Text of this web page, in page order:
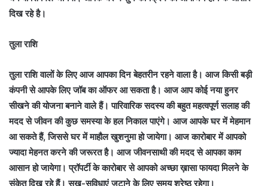
दिख रहे है।
तुला राशि
तुला राशि वालों के लिए आज आपका दिन बेहतरीन रहने वाला है। आज किसी बड़ी
कंपनी से आपके लिए जॉब का ऑफर आ सकता है। आज आप कोई नया हुनर
सीखने की योजना बनाने वाले हैं। पारिवारिक सदस्य की बहुत महत्वपूर्ण सलाह की
मदद से जीवन की कुछ समस्या के हल निकाल पाएंगे। आज आपके घर में मेहमान
आ सकते हैं, जिससे घर में माहौल खुशनुमा हो जायेगा। आज कारोबार में आपको
ज्यादा मेहनत करने की जरूरत है। आज जीवनसाथी की मदद से आपका काम
आसान हो जायेगा। प्रॉपर्टी के कारोबार से आपको अच्छा ख़ासा फायदा मिलने के
संकेत दिख रहे हैं। सुख-सुविधाएं जुटाने के लिए समय श्रेष्ठ रहेगा।